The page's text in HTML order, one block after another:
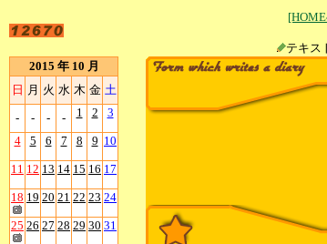
テキ
2015 年 10 月
日 月 火 水 木 金 土
- - - - 1 2 3
4 5 6 7 8 9 10
11 12 13 14 15 16 17
18 19 20 21 22 23 24
25 26 27 28 29 30 31